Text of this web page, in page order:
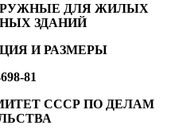
ДЛЯ ЖИЛЫХ
ЗДАНИЙ
И РАЗМЕРЫ
81
СССР ПО ДЕЛАМ